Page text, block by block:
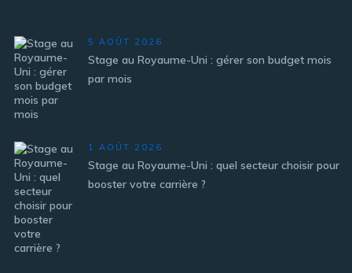
5 AOÛT 2026
Stage au Royaume-Uni : gérer son budget mois
par mois
1 AOÛT 2026
Stage au Royaume-Uni : quel secteur choisir pour
booster votre carrière ?